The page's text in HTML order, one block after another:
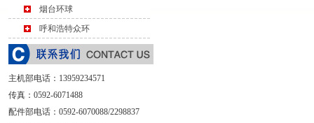
烟台环球
呼和浩特众环
主机部电话： 13959234571
传真：0592-6071488
配件部电话：0592-6070088/2298837